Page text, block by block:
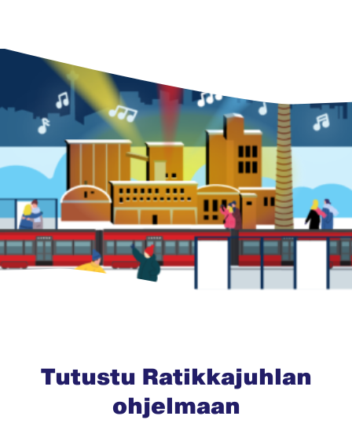
Tutustu Ratikkajuhlan
ohjelmaan